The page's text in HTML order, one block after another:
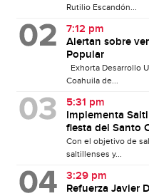
Rutilio Escandón...
7:12 pm
Alertan sobre
Popular
Exhorta Desarrollo
Coahuila de...
5:31 pm
Implementa
fiesta del Santo
Con el objetivo de
saltillenses y...
3:29 pm
Refuerza Javier